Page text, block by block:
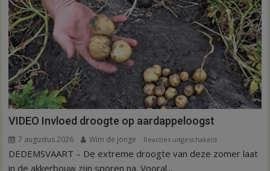
VIDEO Invloed droogte op aardappeloogst
7 augustus 2026 Wim de Jonge Reacties uitgeschakeld
VIDEO
DEDEMSVAART – De extreme droogte van deze zomer laat
in de akkerbouw zijn sporen na. Vooral...